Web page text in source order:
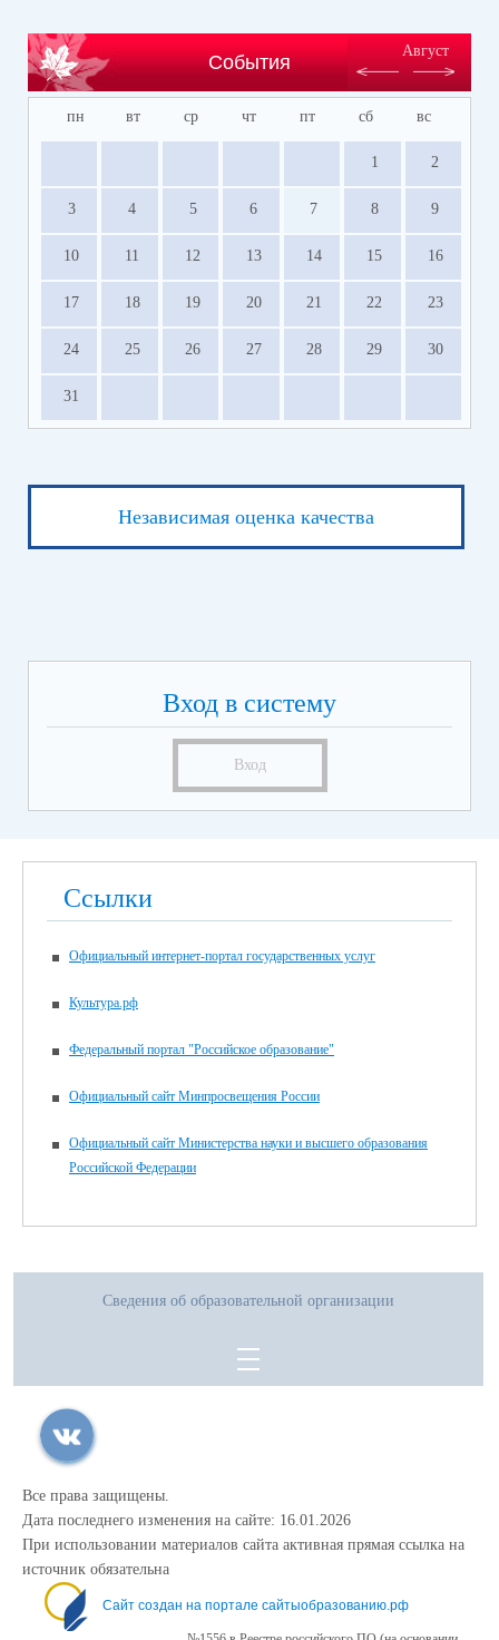
События
Август
пн вт ср чт пт сб вс
1 2
3 4 5 6 7 8 9
10 11 12 13 14 15 16
17 18 19 20 21 22 23
24 25 26 27 28 29 30
31
Независимая оценка качества
Вход в систему
Вход
Ссылки
Официальный интернет-портал государственных услуг
Культура.рф
Федеральный портал "Российское образование"
Официальный сайт Минпросвещения России
Официальный сайт Министерства науки и высшего образования
Российской Федерации
Сведения об образовательной организации
Все права защищены.
Дата последнего изменения на сайте: 16.01.2026
При использовании материалов сайта активная прямая ссылка на
источник обязательна
Сайт создан на портале сайтыобразованию.рф